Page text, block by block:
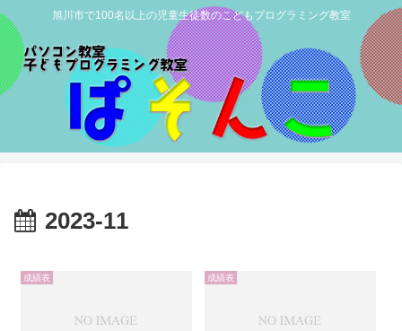
旭川市で100名以上の児童生徒数のこどもプログラミング教室
2023-11
成績表 成績表